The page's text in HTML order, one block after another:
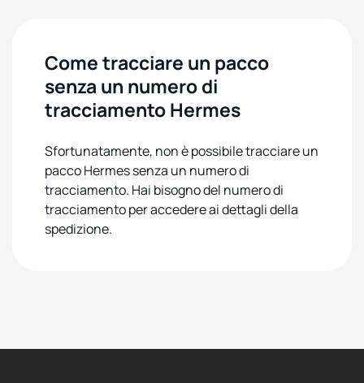
Come tracciare un pacco
senza un numero di
tracciamento Hermes
Sfortunatamente, non è possibile tracciare un
pacco Hermes senza un numero di
tracciamento. Hai bisogno del numero di
tracciamento per accedere ai dettagli della
spedizione.